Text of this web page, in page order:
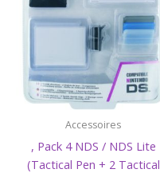
Accessoires
, Pack 4 NDS / NDS Lite
(Tactical Pen + 2 Tactical